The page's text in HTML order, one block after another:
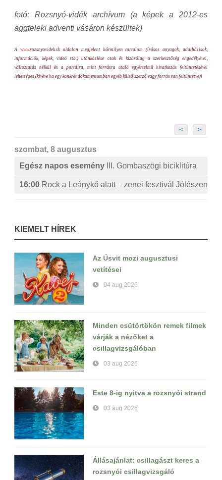
fotó: Rozsnyó-vidék archívum (a képek a 2012-es
aggteleki adventi vásáron készültek)
A www.rozsnyovidek.sk oldalon megjelent bármilyen tartalom (írásos anyagok, adatbázisok,
információk, képek, videó stb.) utánközlése csak és kizárólag a szerkesztőség engedélyével,
változtatás nélkül és a portálra, mint forrásra utaló egyértelmű hivatkozás feltüntetésével
lehetséges (kivéve ha egy konkrét dokumentumban egyéb külső szerző vagy forrás van feltüntetve)!
< >
szombat, 8 augusztus
Egész napos esemény
III. Gombaszögi biciklitúra
16:00 Rock a Leánykő alatt – zenei fesztivál Jólészen
KIEMELT HÍREK
Az Úsvit mozi augusztusi
vetítései
04 aug 2026
Minden csütörtökön remek filmek
várják a nézőket a
csillagvizsgálóban
03 aug 2026
Este 8-ig nyitva a rozsnyói strand
03 aug 2026
Állásajánlat: csillagászt keres a
rozsnyói csillagvizsgáló